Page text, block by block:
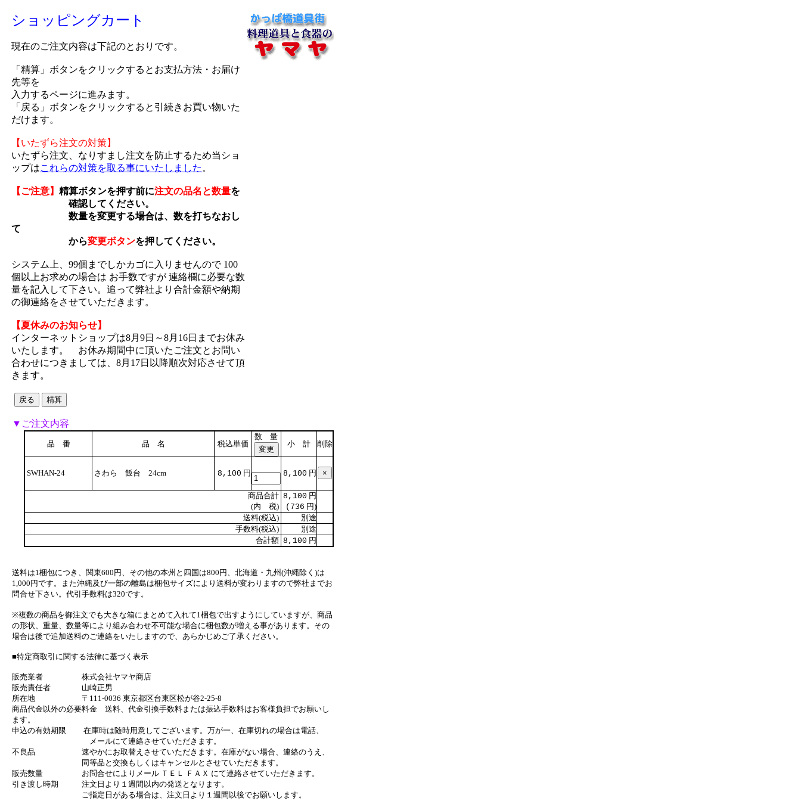
ショッピングカート
現在のご注文内容は下記のとおりです。
「精算」ボタンをクリックするとお支払方法・お届け
先等を
入力するページに進みます。
「戻る」ボタンをクリックすると引続きお買い物いた
だけます。
【いたずら注文の対策】
いたずら注文、なりすまし注文を防止するため当ショ
ップはこれらの対策を取る事にいたしました 。
【ご注意】 精算ボタンを押す前に注文の品名と数量を
確認してください。
数量を変更する場合は、数を打ちなおし
て
から変更ボタンを押してください。
システム上、99個までしかカゴに入りませんので 100
個以上お求めの場合は お手数ですが 連絡欄に必要な数
量を記入して下さい。追って弊社より合計金額や納期
の御連絡をさせていただきます。
【夏休みのお知らせ】
インターネットショップは8月9日～8月16日までお休み
いたします。 お休み期間中に頂いたご注文とお問い
合わせにつきましては、8月17日以降順次対応させて頂
きます。
▼ご注文内容
品 番 品 名 税込単価
数 量
小 計
削除
SWHAN-24 さわら 飯台 24cm 8,100 円 8,100 円
商品合計
(内 税)
8,100 円
(736 円)
送料(税込)
別途
手数料(税込)
別途
合計額 8,100 円
送料は1梱包につき、関東600円、その他の本州と四国は800円、北海道・九州(沖縄除く)は
1,000円です。また沖縄及び一部の離島は梱包サイズにより送料が変わりますので弊社までお
問合せ下さい。代引手数料は320です。
※複数の商品を御注文でも大きな箱にまとめて入れて1梱包で出すようにしていますが、商品
の形状、重量、数量等により組み合わせ不可能な場合に梱包数が増える事があります。その
場合は後で追加送料のご連絡をいたしますので、あらかじめご了承ください。
■特定商取引に関する法律に基づく表示
販売業者 株式会社ヤマヤ商店
販売責任者 山崎正男
所在地 〒111-0036 東京都区台東区松が谷2-25-8
商品代金以外の必要料金 送料、代金引換手数料または振込手数料はお客様負担でお願いし
ます。
申込の有効期限 在庫時は随時用意してございます。万が一、在庫切れの場合は電話、
メールにて連絡させていただきます。
不良品 速やかにお取替えさせていただきます。在庫がない場合、連絡のうえ、
同等品と交換もしくはキャンセルとさせていただきます。
販売数量 お問合せによりメール ＴＥＬ ＦＡＸ にて連絡させていただきます。
引き渡し時期 注文日より１週間以内の発送となります。
ご指定日がある場合は、注文日より１週間以後でお願いします。